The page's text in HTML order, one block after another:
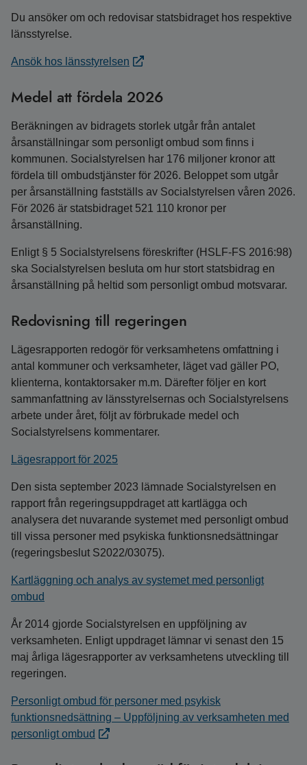
Du ansöker om och redovisar statsbidraget hos respektive
länsstyrelse.
Ansök hos länsstyrelsen
Medel att fördela 2026
Beräkningen av bidragets storlek utgår från antalet
årsanställningar som personligt ombud som finns i
kommunen. Socialstyrelsen har 176 miljoner kronor att
fördela till ombudstjänster för 2026. Beloppet som utgår
per årsanställning fastställs av Socialstyrelsen våren 2026.
För 2026 är statsbidraget 521 110 kronor per
årsanställning.
Enligt § 5 Socialstyrelsens föreskrifter (HSLF-FS 2016:98)
ska Socialstyrelsen besluta om hur stort statsbidrag en
årsanställning på heltid som personligt ombud motsvarar.
Redovisning till regeringen
Lägesrapporten redogör för verksamhetens omfattning i
antal kommuner och verksamheter, läget vad gäller PO,
klienterna, kontaktorsaker m.m. Därefter följer en kort
sammanfattning av länsstyrelsernas och Socialstyrelsens
arbete under året, följt av förbrukade medel och
Socialstyrelsens kommentarer.
Lägesrapport för 2025
Den sista september 2023 lämnade Socialstyrelsen en
rapport från regeringsuppdraget att kartlägga och
analysera det nuvarande systemet med personligt ombud
till vissa personer med psykiska funktionsnedsättningar
(regeringsbeslut S2022/03075).
Kartläggning och analys av systemet med personligt
ombud
År 2014 gjorde Socialstyrelsen en uppföljning av
verksamheten. Enligt uppdraget lämnar vi senast den 15
maj årliga lägesrapporter av verksamhetens utveckling till
regeringen.
Personligt ombud för personer med psykisk
funktionsnedsättning – Uppföljning av verksamheten med
personligt ombud